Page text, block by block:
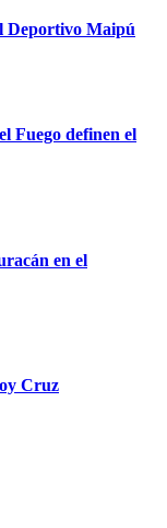
Deportivo Maipú
Fuego definen el
en el
Cruz